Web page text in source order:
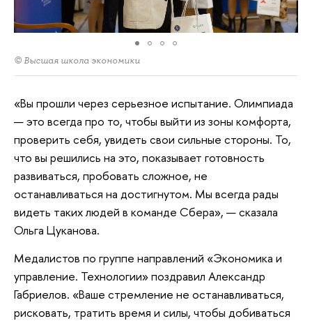
© Высшая школа экономики
«Вы прошли через серьезное испытание. Олимпиада
— это всегда про то, чтобы выйти из зоны комфорта,
проверить себя, увидеть свои сильные стороны. То,
что вы решились на это, показывает готовность
развиваться, пробовать сложное, не
останавливаться на достигнутом. Мы всегда рады
видеть таких людей в команде Сбера», — сказала
Ольга Цуканова.
Медалистов по группе направлений «Экономика и
управление. Технологии» поздравил Александр
Габриелов. «Ваше стремление не останавливаться,
рисковать, тратить время и силы, чтобы добиваться